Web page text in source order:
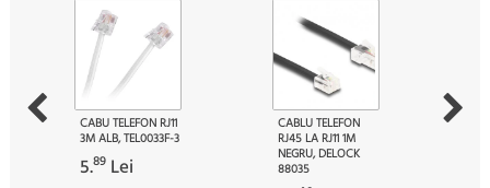
CABU TELEFON RJ11
3M ALB, TEL0033F-3
5.89 Lei
CABLU TELEFON
RJ45 LA RJ11 1M
NEGRU, DELOCK
88035